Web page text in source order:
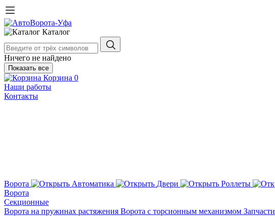
Каталог
Ничего не найдено
Показать все
Корзина 0
Наши работы
Контакты
Ворота Автоматика Двери Роллеты
Ворота
Секционные
Ворота на пружинах растяжения Ворота с торсионным механизмом